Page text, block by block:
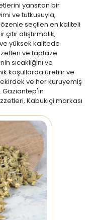
yansıtan bir
ve tutkusuyla,
seçilen en kaliteli
atıştırmalık,
yüksek kalitede
ve taptaze
sıcaklığını ve
koşullarda üretilir ve
ve her kuruyemiş
Gaziantep'in
Kabukiçi markası